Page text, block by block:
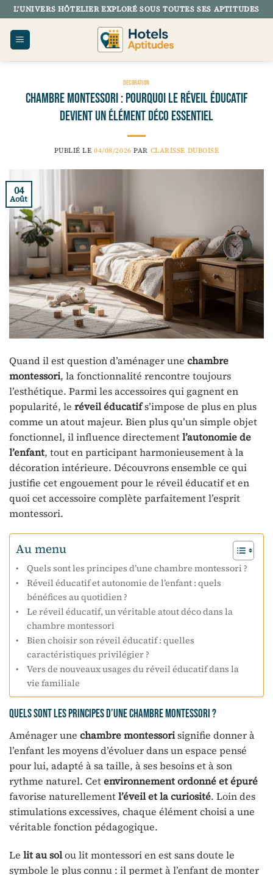
Passer
au
contenu
L’UNIVERS HÔTELIER EXPLORÉ SOUS TOUTES SES APTITUDES
DÉCORATION
Chambre montessori : pourquoi le réveil éducatif
devient un élément déco essentiel
PUBLIÉ LE04/08/2026 PAR CLARISSE DUBOISE
04
Août
Quand il est question d’aménager une chambre
montessori, la fonctionnalité rencontre toujours
l’esthétique. Parmi les accessoires qui gagnent en
popularité, le réveil éducatifs’impose de plus en plus
comme un atout majeur. Bien plus qu’un simple objet
fonctionnel, il influence directementl’autonomie de
l’enfant, tout en participant harmonieusement à la
décoration intérieure. Découvrons ensemble ce qui
justifie cet engouement pour le réveil éducatif et en
quoi cet accessoire complète parfaitement l’esprit
montessori.
Au menu
Quels sont les principes d’une chambre montessori ?
Réveil éducatif et autonomie de l’enfant : quels
bénéfices au quotidien ?
Le réveil éducatif, un véritable atout déco dans la
chambre montessori
Bien choisir son réveil éducatif : quelles
caractéristiques privilégier ?
Vers de nouveaux usages du réveil éducatif dans la
vie familiale
Quels sont les principes d’une chambre montessori ?
Aménager une chambre montessorisignifie donner à
l’enfant les moyens d’évoluer dans un espace pensé
pour lui, adapté à sa taille, à ses besoins et à son
rythme naturel. Cetenvironnement ordonné et épuré
favorise naturellementl’éveil et la curiosité. Loin des
stimulations excessives, chaque élément choisi a une
véritable fonction pédagogique.
Le lit au solou lit montessori en est sans doute le
symbole le plus connu : il permet à l’enfant de monter